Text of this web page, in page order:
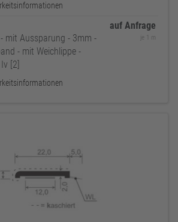
mit Aussparung - 3mm -
- mit Weichlippe -
[2]
auf Anfrage
je 1 m